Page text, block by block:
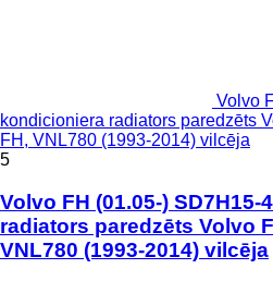
Volvo
kondicioniera radiators paredzēts
FH, VNL780 (1993-2014) vilcēja
5
Volvo FH (01.05-)
radiators paredzēts Volvo
VNL780 (1993-2014) vilcēja